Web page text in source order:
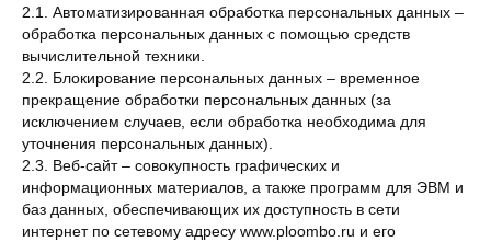
2.1. Автоматизированная обработка персональных данных –
обработка персональных данных с помощью средств
вычислительной техники.
2.2. Блокирование персональных данных – временное
прекращение обработки персональных данных (за
исключением случаев, если обработка необходима для
уточнения персональных данных).
2.3. Веб-сайт – совокупность графических и
информационных материалов, а также программ для ЭВМ и
баз данных, обеспечивающих их доступность в сети
интернет по сетевому адресу www.ploombo.ru и его